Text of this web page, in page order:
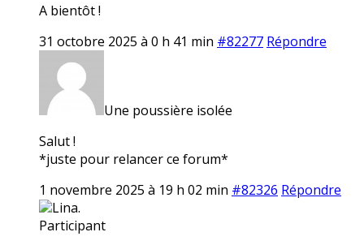
A bientôt !
31 octobre 2025 à 0 h 41 min #82277 Répondre
Une poussière isolée
Salut !
*juste pour relancer ce forum*
1 novembre 2025 à 19 h 02 min #82326 Répondre
Lina.
Participant